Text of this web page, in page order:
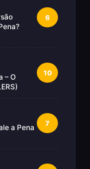
6
– O
10
a Pena
7